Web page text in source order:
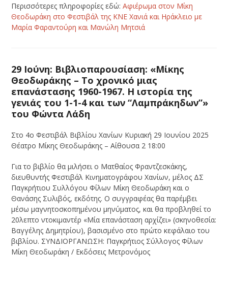
Περισσότερες πληροφορίες εδώ:Αφιέρωμα στον Μίκη
Θεοδωράκη στο Φεστιβάλ της ΚΝΕ Χανιά και Ηράκλειο με
Μαρία Φαραντούρη και Μανώλη Μητσιά
29 Ιούνη: Βιβλιοπαρουσίαση: «Μίκης
Θεοδωράκης – Το χρονικό μιας
επανάστασης 1960-1967. Η ιστορία της
γενιάς του 1-1-4 και των “Λαμπράκηδων”»
του Φώντα Λάδη
Στο 4ο Φεστιβάλ Βιβλίου Χανίων Κυριακή 29 Ιουνίου 2025
Θέατρο Μίκης Θεοδωράκης – Αίθουσα 2 18:00
Για το βιβλίο θα μιλήσει ο Ματθαίος Φραντζεσκάκης,
διευθυντής Φεστιβάλ Κινηματογράφου Χανίων, μέλος ΔΣ
Παγκρήτιου Συλλόγου Φίλων Μίκη Θεοδωράκη και ο
Θανάσης Συλιβός, εκδότης. Ο συγγραφέας θα παρέμβει
μέσω μαγνητοσκοπημένου μηνύματος, και θα προβληθεί το
20λεπτο ντοκιμαντέρ «Μία επανάσταση αρχίζει» (σκηνοθεσία:
Βαγγέλης Δημητρίου), βασισμένο στο πρώτο κεφάλαιο του
βιβλίου. ΣΥΝΔΙΟΡΓΑΝΩΣΗ: Παγκρήτιος Σύλλογος Φίλων
Μίκη Θεοδωράκη / Εκδόσεις Μετρονόμος